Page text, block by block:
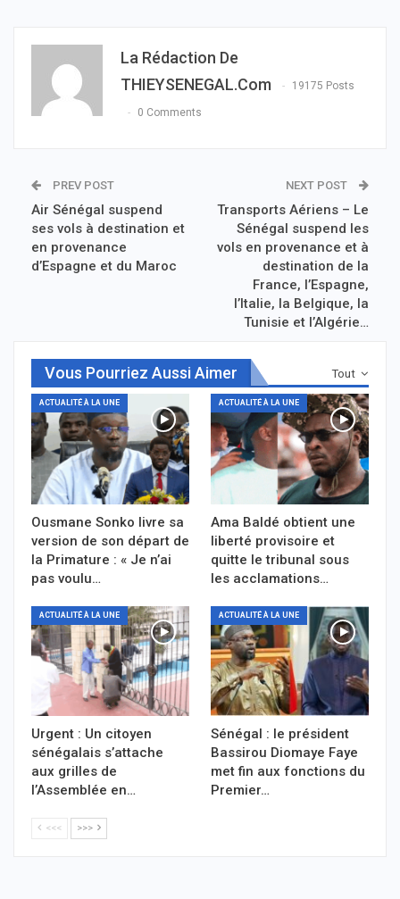
La Rédaction De
THIEYSENEGAL.com
19175 Posts
0 Comments
PREV POST
Air Sénégal suspend
ses vols à destination et
en provenance
d’Espagne et du Maroc
NEXT POST
Transports Aériens – Le
Sénégal suspend les
vols en provenance et à
destination de la
France, l’Espagne,
l’Italie, la Belgique, la
Tunisie et l’Algérie…
Tout
Vous Pourriez Aussi Aimer
ACTUALITÉ À LA UNE
Ousmane Sonko livre sa
version de son départ de
la Primature : « Je n’ai
pas voulu…
ACTUALITÉ À LA UNE
Ama Baldé obtient une
liberté provisoire et
quitte le tribunal sous
les acclamations…
ACTUALITÉ À LA UNE
Urgent : Un citoyen
sénégalais s’attache
aux grilles de
l’Assemblée en…
ACTUALITÉ À LA UNE
Sénégal : le président
Bassirou Diomaye Faye
met fin aux fonctions du
Premier…
<<< >>>